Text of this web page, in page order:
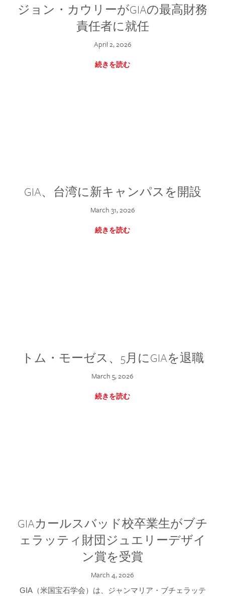
ジョン・カウリーがGIAの最高財務
責任者に就任
April 2, 2026
続きを読む
GIA、台湾に新キャンパスを開設
March 31, 2026
続きを読む
トム・モーゼス、5月にGIAを退職
March 5, 2026
続きを読む
GIAカールスバッド校卒業生がブチ
ェラッティ財団ジュエリーデザイ
ン賞を受賞
March 4, 2026
GIA（米国宝石学会）は、ジャンマリア・ブチェラッテ